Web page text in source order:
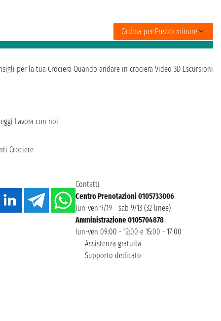
Ordina per:Prezzo minore
per la tua Crociera Quando andare in crociera Video 3D Escursioni
Lavora con noi
Crociere
Contatti
Centro Prenotazioni 0105733006
lun-ven 9/19 - sab 9/13 (32 linee)
Amministrazione 0105704878
lun-ven 09:00 - 12:00 e 15:00 - 17:00
Assistenza gratuita
Supporto dedicato